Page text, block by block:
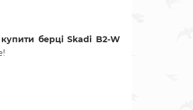
купити берці Skadi B2-W